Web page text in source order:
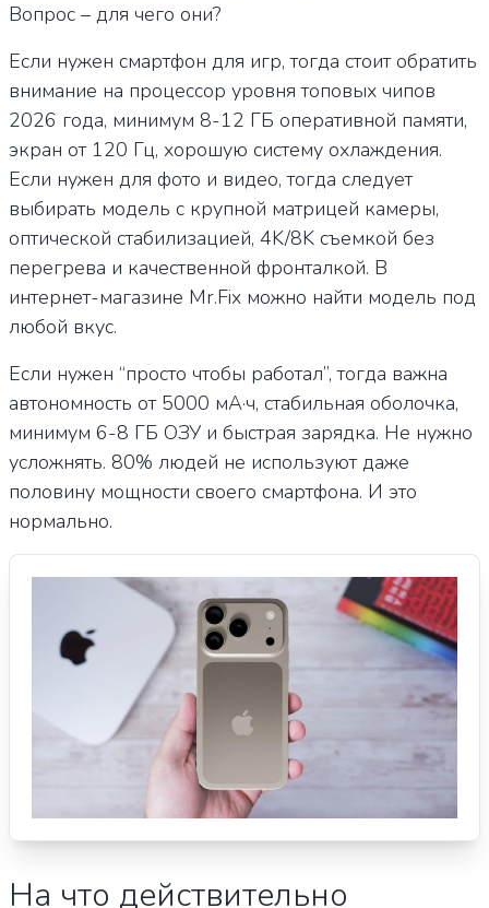
Вопрос – для чего они?
Если нужен смартфон для игр, тогда стоит обратить
внимание на процессор уровня топовых чипов
2026 года, минимум 8-12 ГБ оперативной памяти,
экран от 120 Гц, хорошую систему охлаждения.
Если нужен для фото и видео, тогда следует
выбирать модель с крупной матрицей камеры,
оптической стабилизацией, 4K/8K съемкой без
перегрева и качественной фронталкой. В
интернет-магазине Mr.Fix можно найти модель под
любой вкус.
Если нужен “просто чтобы работал”, тогда важна
автономность от 5000 мА·ч, стабильная оболочка,
минимум 6-8 ГБ ОЗУ и быстрая зарядка. Не нужно
усложнять. 80% людей не используют даже
половину мощности своего смартфона. И это
нормально.
На что действительно